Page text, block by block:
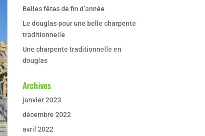
Belles fêtes de fin d’année
Le douglas pour une belle charpente
traditionnelle
Une charpente traditionnelle en
douglas
Archives
janvier 2023
décembre 2022
avril 2022